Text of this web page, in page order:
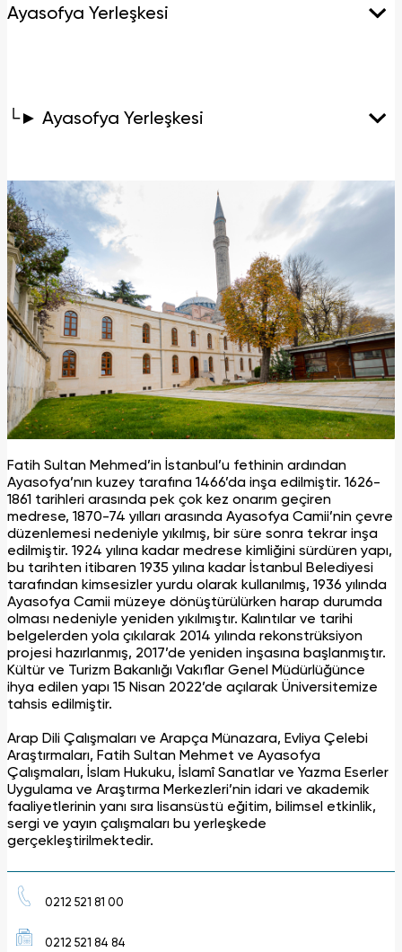
Ayasofya Yerleşkesi
└► Ayasofya Yerleşkesi
Fatih Sultan Mehmed’in İstanbul’u fethinin ardından
Ayasofya’nın kuzey tarafına 1466’da inşa edilmiştir. 1626-
1861 tarihleri arasında pek çok kez onarım geçiren
medrese, 1870-74 yılları arasında Ayasofya Camii’nin çevre
düzenlemesi nedeniyle yıkılmış, bir süre sonra tekrar inşa
edilmiştir. 1924 yılına kadar medrese kimliğini sürdüren yapı,
bu tarihten itibaren 1935 yılına kadar İstanbul Belediyesi
tarafından kimsesizler yurdu olarak kullanılmış, 1936 yılında
Ayasofya Camii müzeye dönüştürülürken harap durumda
olması nedeniyle yeniden yıkılmıştır. Kalıntılar ve tarihi
belgelerden yola çıkılarak 2014 yılında rekonstrüksiyon
projesi hazırlanmış, 2017’de yeniden inşasına başlanmıştır.
Kültür ve Turizm Bakanlığı Vakıflar Genel Müdürlüğünce
ihya edilen yapı 15 Nisan 2022’de açılarak Üniversitemize
tahsis edilmiştir.
Arap Dili Çalışmaları ve Arapça Münazara, Evliya Çelebi
Araştırmaları, Fatih Sultan Mehmet ve Ayasofya
Çalışmaları, İslam Hukuku, İslamî Sanatlar ve Yazma Eserler
Uygulama ve Araştırma Merkezleri’nin idari ve akademik
faaliyetlerinin yanı sıra lisansüstü eğitim, bilimsel etkinlik,
sergi ve yayın çalışmaları bu yerleşkede
gerçekleştirilmektedir.
0212 521 81 00
0212 521 84 84